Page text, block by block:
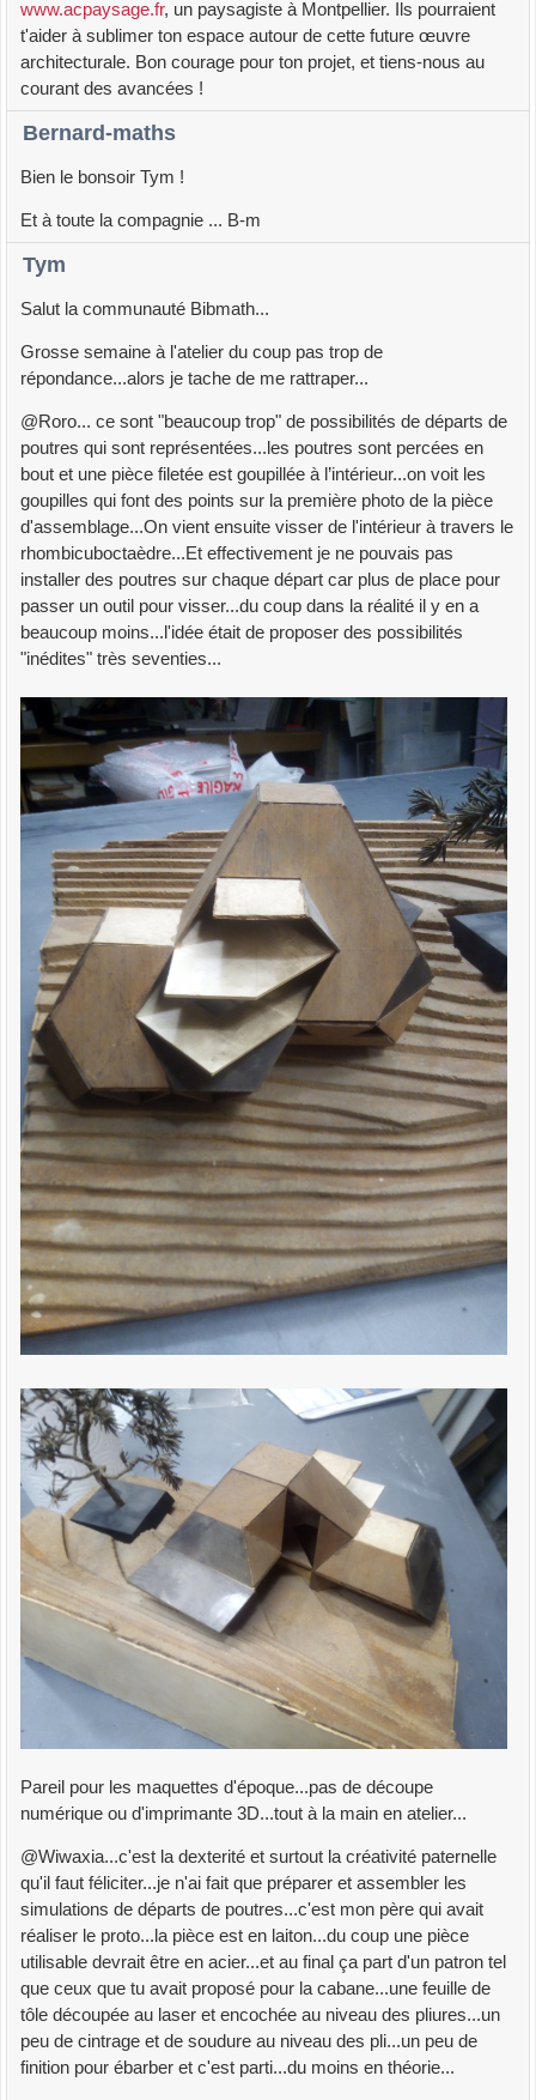
www.acpaysage.fr, un paysagiste à Montpellier. Ils pourraient
t'aider à sublimer ton espace autour de cette future œuvre
architecturale. Bon courage pour ton projet, et tiens-nous au
courant des avancées !
Bernard-maths
Bien le bonsoir Tym !
Et à toute la compagnie ... B-m
Tym
Salut la communauté Bibmath...
Grosse semaine à l'atelier du coup pas trop de
répondance...alors je tache de me rattraper...
@Roro... ce sont "beaucoup trop" de possibilités de départs de
poutres qui sont représentées...les poutres sont percées en
bout et une pièce filetée est goupillée à l’intérieur...on voit les
goupilles qui font des points sur la première photo de la pièce
d'assemblage...On vient ensuite visser de l'intérieur à travers le
rhombicuboctaèdre...Et effectivement je ne pouvais pas
installer des poutres sur chaque départ car plus de place pour
passer un outil pour visser...du coup dans la réalité il y en a
beaucoup moins...l'idée était de proposer des possibilités
"inédites" très seventies...
Pareil pour les maquettes d'époque...pas de découpe
numérique ou d'imprimante 3D...tout à la main en atelier...
@Wiwaxia...c'est la dexterité et surtout la créativité paternelle
qu'il faut féliciter...je n'ai fait que préparer et assembler les
simulations de départs de poutres...c'est mon père qui avait
réaliser le proto...la pièce est en laiton...du coup une pièce
utilisable devrait être en acier...et au final ça part d'un patron tel
que ceux que tu avait proposé pour la cabane...une feuille de
tôle découpée au laser et encochée au niveau des pliures...un
peu de cintrage et de soudure au niveau des pli...un peu de
finition pour ébarber et c'est parti...du moins en théorie...